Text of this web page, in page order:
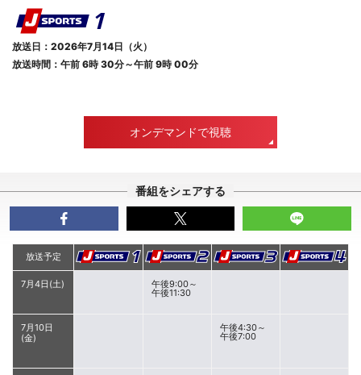
放送日：2026年7月14日（火）
放送時間：午前 6時 30分～午前 9時 00分
オンデマンドで視聴
番組をシェアする
放送予定
7月4日(土) 午後9:00～
午後11:30
7月10日
(金)
午後4:30～
午後7:00